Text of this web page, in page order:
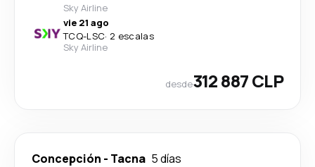
Sky Airline
vie 21 ago
TCQ-LSC· 2 escalas
Sky Airline
desde312 887 CLP
Concepción - Tacna 5 días